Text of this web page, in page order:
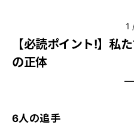
1
【必読ポイント!】私
の正体
6人の追手